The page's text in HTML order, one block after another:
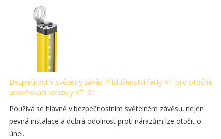
Bezpečnostní světelný závěs Příslušenství řady KT pro otočné
upevňovací konzoly KT-01
Používá se hlavně v bezpečnostním světelném závěsu, nejen
pevná instalace a dobrá odolnost proti nárazům lze otočit o
úhel.